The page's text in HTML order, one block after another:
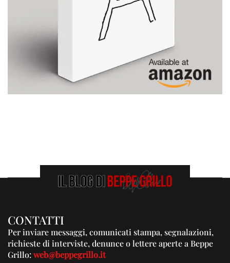
CONTATTI
Per inviare messaggi, comunicati stampa, segnalazioni,
richieste di interviste, denunce o lettere aperte a Beppe
Grillo:web@beppegrillo.it